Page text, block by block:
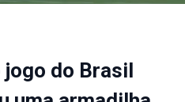
jogo do Brasil